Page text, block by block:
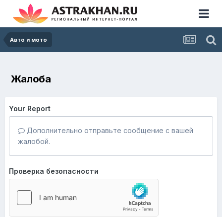
Авто и мото
Жалоба
Your Report
Дополнительно отправьте сообщение с вашей
жалобой.
Проверка безопасности